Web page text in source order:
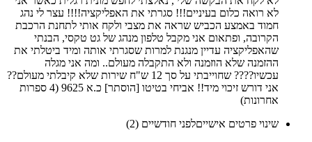
לא רואה כלום בעיניים!!! סגרתי את האפליקציה!!!! עצר לי נהג
חמוד באמצע הכביש שראה את מצבי ולקח אותי לתחנת הרכבת
הקרובה, ופתאום אני מקבל טלפון מנהג של גט טקסי, הבנתי
שהאפליקציה עדיין מנגנת למרות שסגרתי אותה ומיד ביטלתי את
ההזמנה שלא הוזמנה ולא התקבלה מעולם.. ומה אני מגלה
עכשיו???? שחוייבתי על סך 12 ש"ח שירות שלא קיבלתי מעולם??
אני דורש זיכוי מיד!! אביחי בטיטו [הוסתר] כ.א 9625 (4 ספרות
אחרונות)
שינוי פרטים אישייםלפני חודשיים (2)